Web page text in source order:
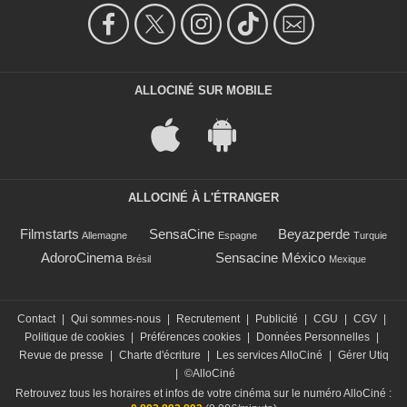
ALLOCINÉ SUR MOBILE
ALLOCINÉ À L'ÉTRANGER
Filmstarts Allemagne SensaCine Espagne Beyazperde Turquie
AdoroCinema Brésil Sensacine México Mexique
Contact Qui sommes-nous Recrutement Publicité CGU CGV
Politique de cookies
Préférences cookies Données Personnelles
Revue de presse
Charte d'écriture Les services AlloCiné
Gérer Utiq
©AlloCiné
Retrouvez tous les horaires et infos de votre cinéma sur le numéro AlloCiné :